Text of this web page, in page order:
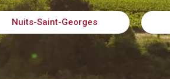
Nuits-Saint-Georges